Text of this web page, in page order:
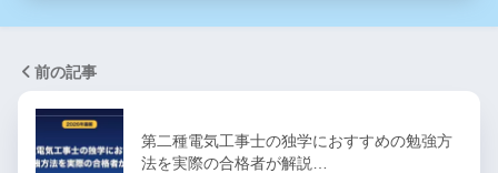
前の記事
第二種電気工事士の独学におすすめの勉強方
法を実際の合格者が解説…